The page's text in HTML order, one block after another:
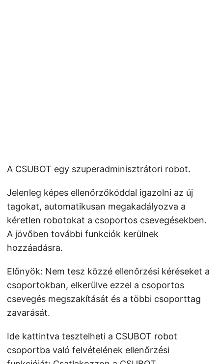
A CSUBOT egy szuperadminisztrátori robot.
Jelenleg képes ellenőrzőkóddal igazolni az új
tagokat, automatikusan megakadályozva a
kéretlen robotokat a csoportos csevegésekben.
A jövőben további funkciók kerülnek
hozzáadásra.
Előnyök: Nem tesz közzé ellenőrzési kéréseket a
csoportokban, elkerülve ezzel a csoportos
csevegés megszakítását és a többi csoporttag
zavarását.
Ide kattintva tesztelheti a CSUBOT robot
csoportba való felvételének ellenőrzési